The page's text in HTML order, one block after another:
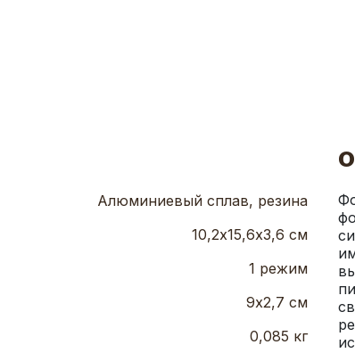
Алюминиевый сплав, резина
10,2х15,6х3,6 см
1 режим
9х2,7 см
0,085 кг